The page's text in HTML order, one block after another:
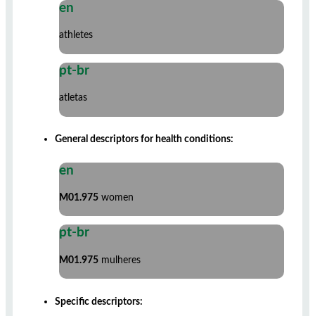
en
athletes
pt-br
atletas
General descriptors for health conditions:
en
M01.975 women
pt-br
M01.975 mulheres
Specific descriptors: